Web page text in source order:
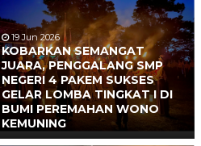
19 Jun 2026
KOBARKAN SEMANGAT
JUARA, PENGGALANG SMP
NEGERI 4 PAKEM SUKSES
GELAR LOMBA TINGKAT I DI
BUMI PEREMAHAN WONO
KEMUNING